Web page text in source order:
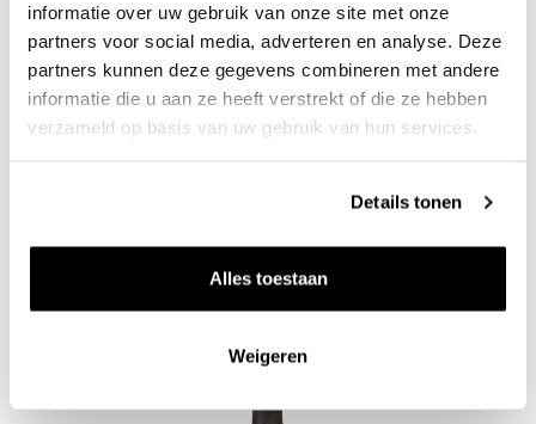
informatie over uw gebruik van onze site met onze
partners voor social media, adverteren en analyse. Deze
partners kunnen deze gegevens combineren met andere
informatie die u aan ze heeft verstrekt of die ze hebben
verzameld op basis van uw gebruik van hun services.
Details tonen
Alles toestaan
Weigeren
2015 Vintage Port
Quinta do Tedo
Zet